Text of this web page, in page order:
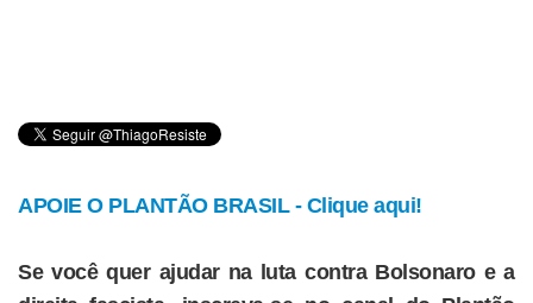
APOIE O PLANTÃO BRASIL - Clique aqui!
Se você quer ajudar na luta contra Bolsonaro e a